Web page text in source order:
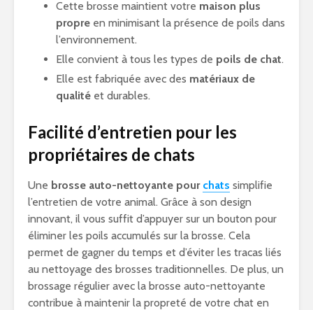
Cette brosse maintient votre maison plus
propre en minimisant la présence de poils dans
l’environnement.
Elle convient à tous les types de poils de chat.
Elle est fabriquée avec des matériaux de
qualité et durables.
Facilité d’entretien pour les
propriétaires de chats
Une brosse auto-nettoyante pour chats simplifie
l’entretien de votre animal. Grâce à son design
innovant, il vous suffit d’appuyer sur un bouton pour
éliminer les poils accumulés sur la brosse. Cela
permet de gagner du temps et d’éviter les tracas liés
au nettoyage des brosses traditionnelles. De plus, un
brossage régulier avec la brosse auto-nettoyante
contribue à maintenir la propreté de votre chat en